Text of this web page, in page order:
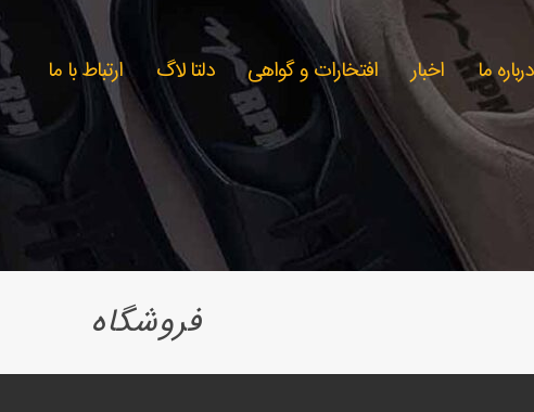
درباره ما اخبار افتخارات و گواهی دلتا لاگ ارتباط با ما
فروشگاه